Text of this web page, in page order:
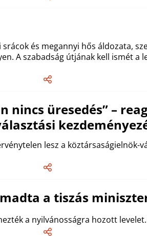
és megannyi hős áldozata,
A szabadság útjának kell ismét a
nincs üresedés” –
lesz a köztársaságielnök-
a tiszás
a nyilvánosságra hozott levelet.